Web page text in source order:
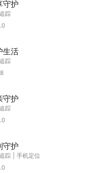
守护
踪
生活
踪
守护
踪
守护
踪
手机定位